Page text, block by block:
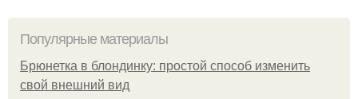
Популярные материалы
Брюнетка в блондинку: простой способ изменить
свой внешний вид